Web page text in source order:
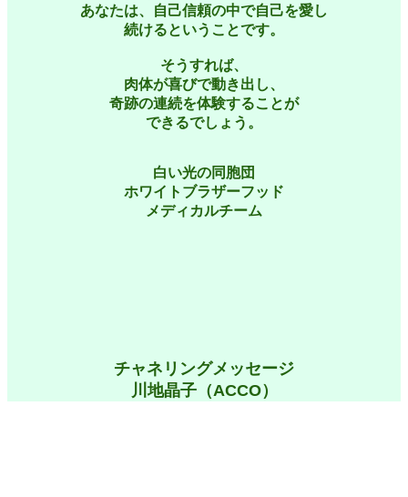
あなたは、自己信頼の中で自己を愛し
続けるということです。
そうすれば、
肉体が喜びで動き出し、
奇跡の連続を体験することが
できるでしょう。
白い光の同胞団
ホワイトブラザーフッド
メディカルチーム
チャネリングメッセージ
川地晶子（ACCO）